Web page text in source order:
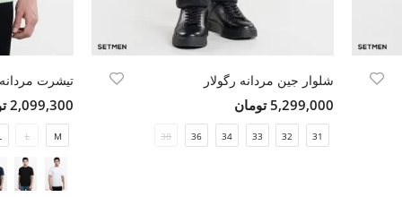
شلوار جین مردانه رگولار
5,299,000 تومان
31
32
33
34
36
38
تیشرت
2,099,300 تومان
M
L